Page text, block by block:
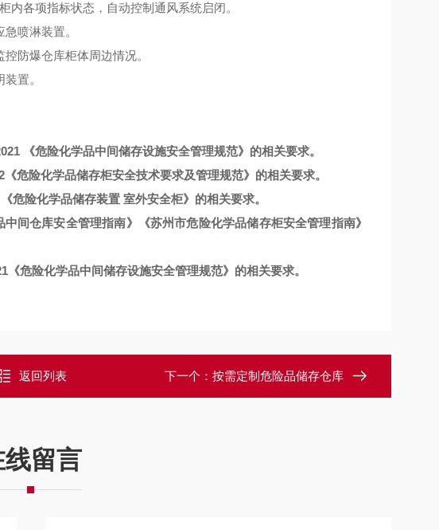
各项指标状态，自动控制通风系统启闭。
喷淋装置。
防爆仓库柜体周边情况。
置。
《危险化学品中间储存设施安全管理规范》的相关要求。
《危险化学品储存柜安全技术要求及管理规范》 的相关要求。
《危险化学品储存装置 室外安全柜》 的相关要求。
中间仓库安全管理指南》 《苏州市危险化学品储存柜安全管理指南》
《危险化学品中间储存设施安全管理规范》 的相关要求。
返回列表 下一个： 按需定制危险品储存仓库
留言